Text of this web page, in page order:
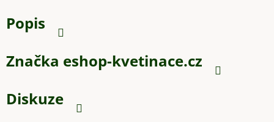
Popis
Značka eshop-kvetinace.cz
Diskuze